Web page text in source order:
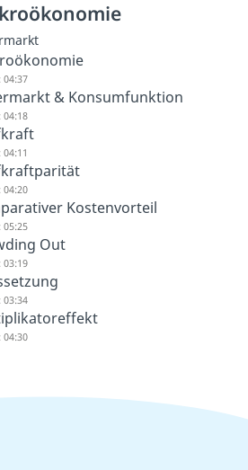
04:37
& Konsumfunktion
04:18
04:20
Kostenvorteil
05:25
Out
03:19
03:34
04:30